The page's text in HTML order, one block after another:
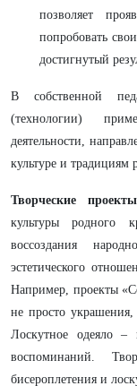
позволяет
попробовать
достигнутый
В собственной
(технологии)
деятельности,
культуре и традициям
Творческие
культуры родного
воссоздания
эстетического
Например, проекты
не просто
Лоскутное одеяло –
воспоминаний.
бисероплетения и